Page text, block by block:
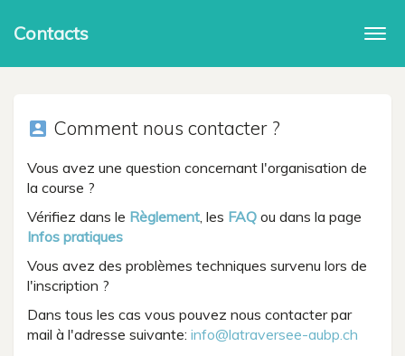
Contacts
account_box Comment nous contacter ?
Vous avez une question concernant l'organisation de
la course ?
Vérifiez dans le Règlement, les FAQ ou dans la page
Infos pratiques
Vous avez des problèmes techniques survenu lors de
l'inscription ?
Dans tous les cas vous pouvez nous contacter par
mail à l'adresse suivante: info@latraversee-aubp.ch